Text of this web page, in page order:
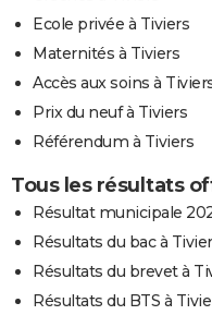
Ecole privée à Tiviers
Maternités à Tiviers
Accès aux soins à
Prix du neuf à Tiviers
Référendum à Tiviers
Tous les résultats
Résultat municipale
Résultats du bac à
Résultats du brevet à
Résultats du BTS à